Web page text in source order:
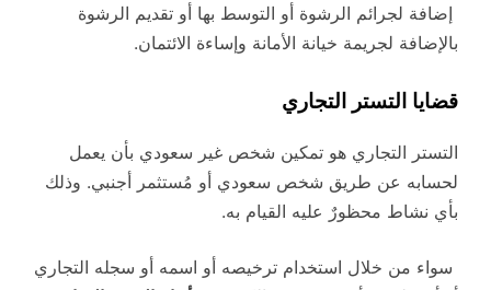
إضافة لجرائم الرشوة أو التوسط بها أو تقديم الرشوة
بالإضافة لجريمة خيانة الأمانة وإساءة الائتمان.
قضايا التستر التجاري
التستر التجاري هو تمكين شخص غير سعودي بأن يعمل
لحسابه عن طريق شخص سعودي أو مُستثمر أجنبي. وذلك
بأي نشاط محظورٌ عليه القيام به.
سواء من خلال استخدام ترخيصه أو اسمه أو سجله التجاري